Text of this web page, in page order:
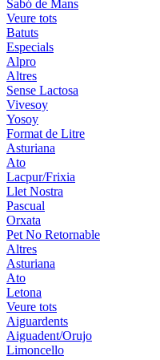
Sabó de Mans
Veure tots
Batuts
Especials
Alpro
Altres
Sense Lactosa
Vivesoy
Yosoy
Format de Litre
Asturiana
Ato
Lacpur/Frixia
Llet Nostra
Pascual
Orxata
Pet No Retornable
Altres
Asturiana
Ato
Letona
Veure tots
Aiguardents
Aiguadent/Orujo
Limoncello